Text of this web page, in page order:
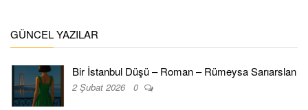
GÜNCEL YAZILAR
Bir İstanbul Düşü – Roman – Rümeysa Sarıarslan
2 Şubat 2026 0